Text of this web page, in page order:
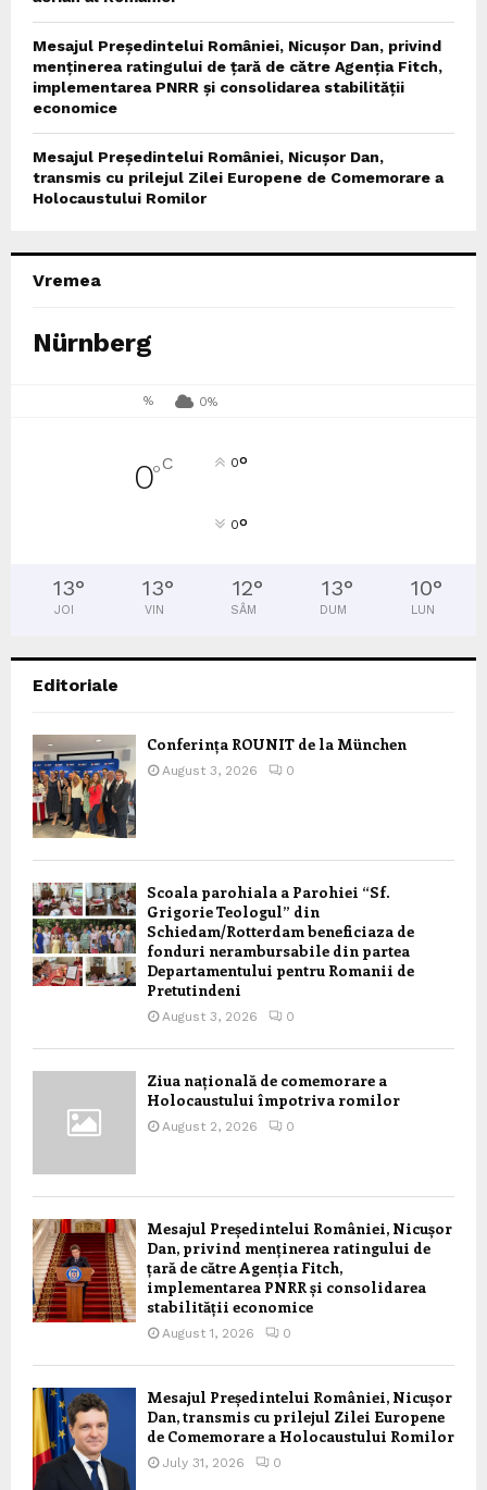
Mesajul Președintelui României, Nicușor Dan, privind
menținerea ratingului de țară de către Agenția Fitch,
implementarea PNRR și consolidarea stabilității
economice
Mesajul Președintelui României, Nicușor Dan,
transmis cu prilejul Zilei Europene de Comemorare a
Holocaustului Romilor
Vremea
Nürnberg
% 0%
0°C 0°
0°
13°
JOI
13°
VIN
12°
SÂM
13°
DUM
10°
LUN
Editoriale
Conferința ROUNIT de la München
August 3, 2026 0
Scoala parohiala a Parohiei “Sf.
Grigorie Teologul” din
Schiedam/Rotterdam beneficiaza de
fonduri nerambursabile din partea
Departamentului pentru Romanii de
Pretutindeni
August 3, 2026 0
Ziua națională de comemorare a
Holocaustului împotriva romilor
August 2, 2026 0
Mesajul Președintelui României, Nicușor
Dan, privind menținerea ratingului de
țară de către Agenția Fitch,
implementarea PNRR și consolidarea
stabilității economice
August 1, 2026 0
Mesajul Președintelui României, Nicușor
Dan, transmis cu prilejul Zilei Europene
de Comemorare a Holocaustului Romilor
July 31, 2026 0